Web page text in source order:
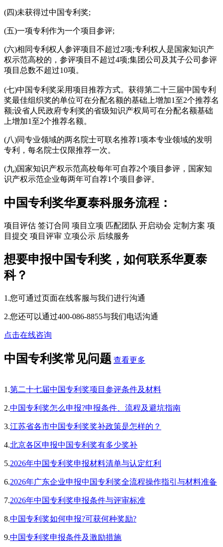
(四)未获得过中国专利奖;
(五)一项专利作为一个项目参评;
(六)相同专利权人参评项目不超过2项;专利权人是国家知识产
权示范高校的，参评项目不超过4项;集团公司及其子公司参评
项目总数不超过10项。
(七)中国专利奖采用项目推荐方式。获得第二十三届中国专利
奖最佳组织奖的单位可在分配名额的基础上增加1至2个推荐名
额;设省人民政府专利奖的省级知识产权局可在分配名额基础
上增加1至2个推荐名额。
(八)同专业领域的两名院士可联名推荐1项本专业领域的发明
专利，每名院士仅限推荐一次。
(九)国家知识产权示范高校每年可自荐2个项目参评，国家知
识产权示范企业每两年可自荐1个项目参评。
中国专利奖华夏泰科服务流程：
项目评估 签订合同 项目立项 匹配团队 开启动会 定制方案 项
目提交 项目评审 立项公示 后续服务
想要申报中国专利奖，如何联系华夏泰
科？
1.您可通过页面在线客服与我们进行沟通
2.您还可以通过400-086-8855与我们电话沟通
点击在线咨询
中国专利奖常见问题 查看更多
1.第二十七届中国专利奖项目参评条件及材料
2.中国专利奖怎么申报?申报条件、流程及避坑指南
3.江苏省各市中国专利奖奖补政策是怎样的？
4.北京各区申报中国专利奖有多少奖补
5.2026年中国专利奖申报材料清单与认定红利
6.2026年广东企业申报中国专利奖全流程操作指引与材料准备
7.2026年中国专利奖申报条件与评审标准
8.中国专利奖如何申报?可获何种奖励?
9.中国专利奖申报条件及激励措施